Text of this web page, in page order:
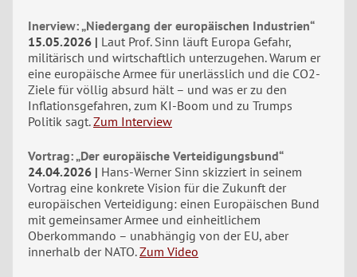
Inerview: „Niedergang der europäischen Industrien“
15.05.2026
Laut Prof. Sinn läuft Europa Gefahr,
militärisch und wirtschaftlich unterzugehen. Warum er
eine europäische Armee für unerlässlich und die CO2-
Ziele für völlig absurd hält – und was er zu den
Inflationsgefahren, zum KI-Boom und zu Trumps
Politik sagt. Zum Interview
Vortrag: „Der europäische Verteidigungsbund“
24.04.2026
Hans-Werner Sinn skizziert in seinem
Vortrag eine konkrete Vision für die Zukunft der
europäischen Verteidigung: einen Europäischen Bund
mit gemeinsamer Armee und einheitlichem
Oberkommando – unabhängig von der EU, aber
innerhalb der NATO. Zum Video